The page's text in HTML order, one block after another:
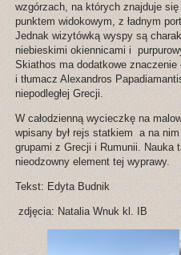
wzgórzach, na których znajduje
punktem widokowym, z ładnym
Jednak wizytówką wyspy są
niebieskimi okiennicami i
Skiathos ma dodatkowe znaczenie
i tłumacz Alexandros
niepodległej Grecji.
W całodzienną wycieczkę na
wpisany był rejs statkiem a na
grupami z Grecji i Rumunii. Nauka
nieodzowny element tej wyprawy.
Tekst: Edyta Budnik
zdjęcia: Natalia Wnuk kl. IB